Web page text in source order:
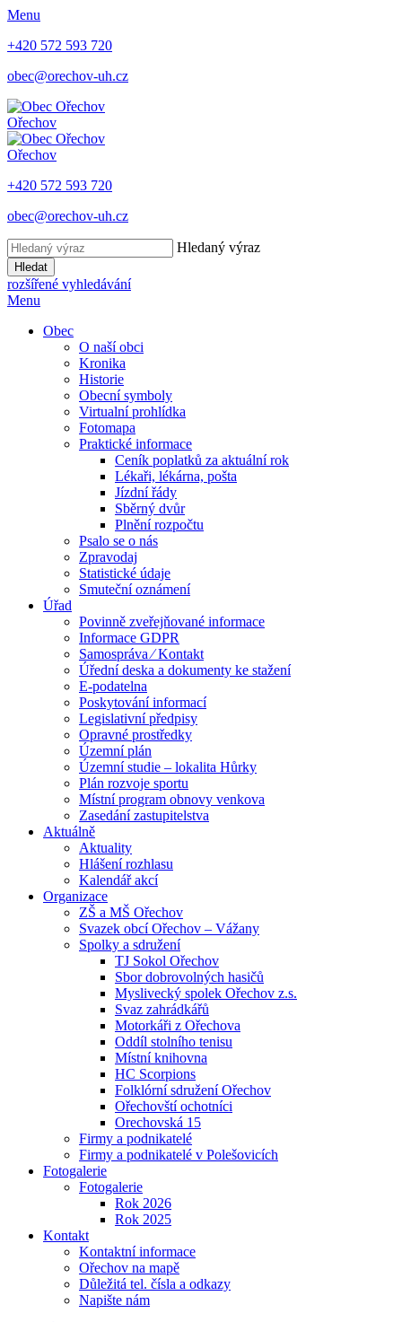
Menu
+420 572 593 720
obec@orechov-uh.cz
Ořechov
Ořechov
+420 572 593 720
obec@orechov-uh.cz
Hledaný výraz
Hledat
rozšířené vyhledávání
Menu
Obec
O naší obci
Kronika
Historie
Obecní symboly
Virtualní prohlídka
Fotomapa
Praktické informace
Ceník poplatků za aktuální rok
Lékaři, lékárna, pošta
Jízdní řády
Sběrný dvůr
Plnění rozpočtu
Psalo se o nás
Zpravodaj
Statistické údaje
Smuteční oznámení
Úřad
Povinně zveřejňované informace
Informace GDPR
Samospráva ⁄ Kontakt
Úřední deska a dokumenty ke stažení
E-podatelna
Poskytování informací
Legislativní předpisy
Opravné prostředky
Územní plán
Územní studie – lokalita Hůrky
Plán rozvoje sportu
Místní program obnovy venkova
Zasedání zastupitelstva
Aktuálně
Aktuality
Hlášení rozhlasu
Kalendář akcí
Organizace
ZŠ a MŠ Ořechov
Svazek obcí Ořechov – Vážany
Spolky a sdružení
TJ Sokol Ořechov
Sbor dobrovolných hasičů
Myslivecký spolek Ořechov z.s.
Svaz zahrádkářů
Motorkáři z Ořechova
Oddíl stolního tenisu
Místní knihovna
HC Scorpions
Folklórní sdružení Ořechov
Ořechovští ochotníci
Orechovská 15
Firmy a podnikatelé
Firmy a podnikatelé v Polešovicích
Fotogalerie
Fotogalerie
Rok 2026
Rok 2025
Kontakt
Kontaktní informace
Ořechov na mapě
Důležitá tel. čísla a odkazy
Napište nám